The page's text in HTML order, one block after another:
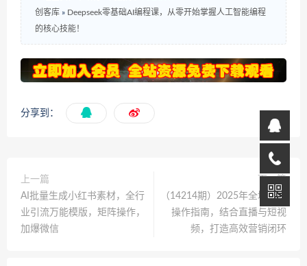
创客库 » Deepseek零基础AI编程课，从零开始掌握人工智能编程
的核心技能！
分享到：
上一篇
AI批量生成小红书素材，全行
业引流万能模版，矩阵操作，
加爆微信
下一篇
（14214期）2025年全域投放
操作指南，结合直播与短视
频，打造高效营销闭环